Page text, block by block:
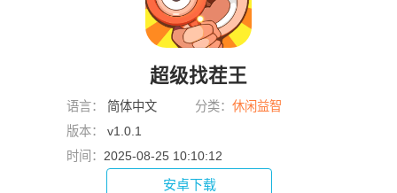
超级找茬王
语言： 简体中文 分类： 休闲益智
版本：
v1.0.1
时间： 2025-08-25 10:10:12
安卓下载